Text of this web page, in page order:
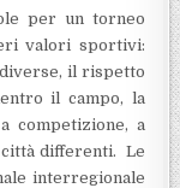
per un torneo
valori sportivi:
il rispetto
il campo, la
competizione, a
differenti. Le
interregionale